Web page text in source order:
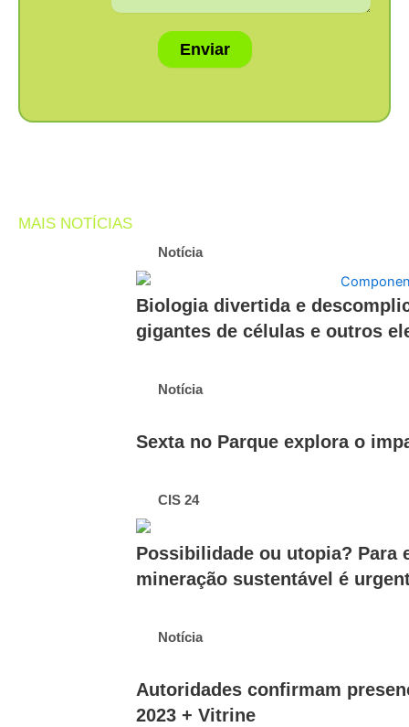
Enviar
MAIS NOTÍCIAS
Notícia
Biologia divertida e
gigantes de células e outros
Notícia
Sexta no Parque explora o
CIS 24
Possibilidade ou utopia? Para
mineração sustentável é
Notícia
Autoridades confirmam
2023 + Vitrine